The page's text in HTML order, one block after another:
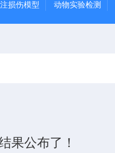
损伤模型 动物实验检测
果公布了！